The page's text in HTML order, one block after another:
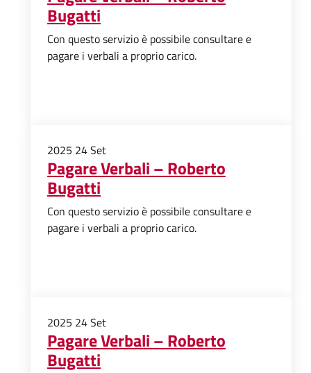
Bugatti
Con questo servizio è possibile consultare e
pagare i verbali a proprio carico.
2025 24Set
Pagare Verbali – Roberto
Bugatti
Con questo servizio è possibile consultare e
pagare i verbali a proprio carico.
2025 24Set
Pagare Verbali – Roberto
Bugatti